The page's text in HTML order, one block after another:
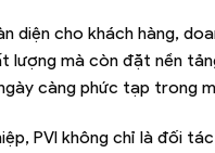
diện cho khách hàng,
lượng mà còn đặt nền
càng phức tạp trong
PVI không chỉ là đối